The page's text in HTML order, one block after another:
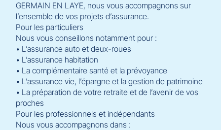
GERMAIN EN LAYE, nous vous accompagnons sur
l’ensemble de vos projets d’assurance.
Pour les particuliers
Nous vous conseillons notamment pour :
• L’assurance auto et deux-roues
• L’assurance habitation
• La complémentaire santé et la prévoyance
• L’assurance vie, l’épargne et la gestion de patrimoine
• La préparation de votre retraite et de l’avenir de vos
proches
Pour les professionnels et indépendants
Nous vous accompagnons dans :